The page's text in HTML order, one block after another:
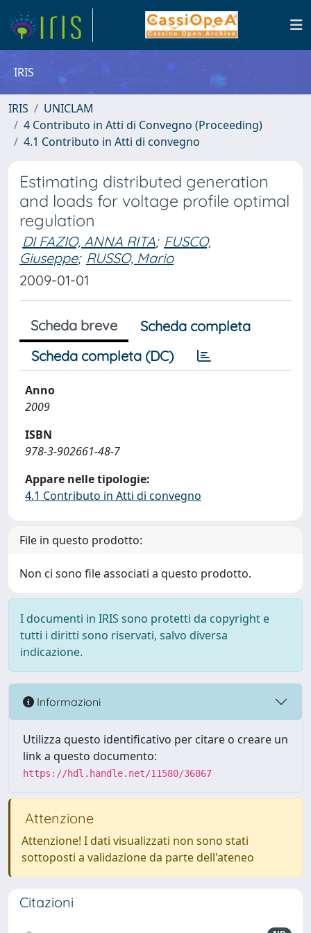
IRIS
IRIS
UNICLAM
4 Contributo in Atti di Convegno (Proceeding)
4.1 Contributo in Atti di convegno
Estimating distributed generation
and loads for voltage profile optimal
regulation
DI FAZIO, ANNA RITA; FUSCO,
Giuseppe; RUSSO, Mario
2009-01-01
Scheda breve
Scheda completa
Scheda completa (DC)
Anno
2009
ISBN
978-3-902661-48-7
Appare nelle tipologie:
4.1 Contributo in Atti di convegno
File in questo prodotto:
Non ci sono file associati a questo prodotto.
I documenti in IRIS sono protetti da copyright e
tutti i diritti sono riservati, salvo diversa
indicazione.
Informazioni
Utilizza questo identificativo per citare o creare un
link a questo documento:
https://hdl.handle.net/11580/36867
Attenzione
Attenzione! I dati visualizzati non sono stati
sottoposti a validazione da parte dell'ateneo
Citazioni